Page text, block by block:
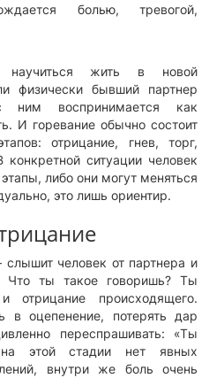
болью, тревогой,
научиться жить в новой
физически бывший партнер
ним воспринимается как
И горевание обычно состоит
отрицание, гнев, торг,
конкретной ситуации человек
либо они могут меняться
это лишь ориентир.
человек от партнера и
Что ты такое говоришь? Ты
происходящего.
в оцепенение, потерять дар
переспрашивать: «Ты
этой стадии нет явных
внутри же боль очень